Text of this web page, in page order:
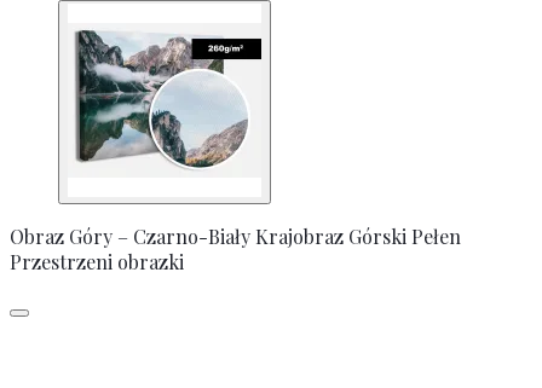
Obraz Góry – Czarno-Biały Krajobraz Górski Pełen
Przestrzeni obrazki